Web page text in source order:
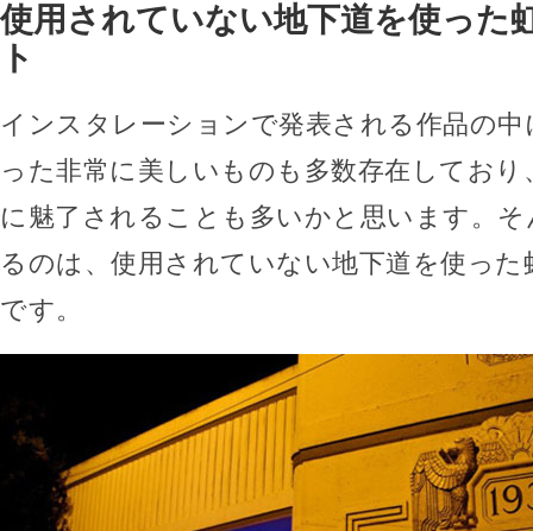
使用されていない地下道を使った
ト
インスタレーションで発表される作品の
った非常に美しいものも多数存在してお
に魅了されることも多いかと思います。
るのは、使用されていない地下道を使った
です。